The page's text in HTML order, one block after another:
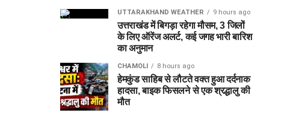
UTTARAKHAND WEATHER 9 hours ago
उत्तराखंड में बिगड़ा रहेगा मौसम, 3 जिलों
के लिए ऑरेंज अलर्ट, कई जगह भारी बारिश
का अनुमान
CHAMOLI 8 hours ago
हेमकुंड साहिब से लौटते वक्त हुआ दर्दनाक
हादसा, बाइक फिसलने से एक श्रद्धालु की
मौत